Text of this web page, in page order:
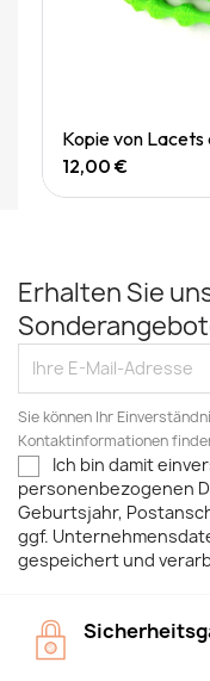
Kopie von
12,00 €
Erhalten Sie
Sie können Ihr
Kontaktinformationen
Ich bin damit
personenbezogenen
Geburtsjahr,
ggf.
gespeichert und